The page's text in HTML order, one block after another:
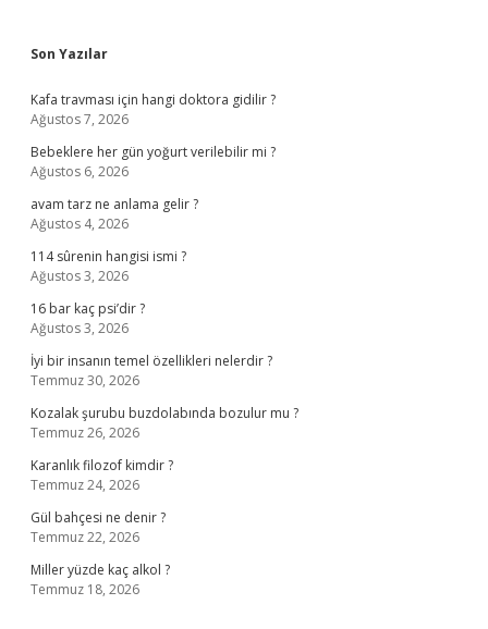
Sidebar
Son Yazılar
Kafa travması için hangi doktora gidilir ?
Ağustos 7, 2026
Bebeklere her gün yoğurt verilebilir mi ?
Ağustos 6, 2026
avam tarz ne anlama gelir ?
Ağustos 4, 2026
114 sûrenin hangisi ismi ?
Ağustos 3, 2026
16 bar kaç psi’dir ?
Ağustos 3, 2026
İyi bir insanın temel özellikleri nelerdir ?
Temmuz 30, 2026
Kozalak şurubu buzdolabında bozulur mu ?
Temmuz 26, 2026
Karanlık filozof kimdir ?
Temmuz 24, 2026
Gül bahçesi ne denir ?
Temmuz 22, 2026
Miller yüzde kaç alkol ?
Temmuz 18, 2026